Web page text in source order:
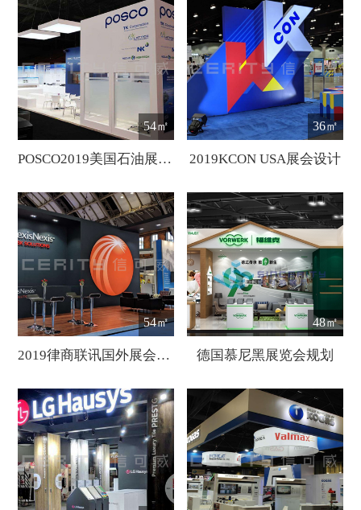
54㎡
POSCO2019美国石油展展会设计
36㎡
2019KCON USA展会设计
54㎡
2019律商联讯国外展会设计
48㎡
德国慕尼黑展览会规划